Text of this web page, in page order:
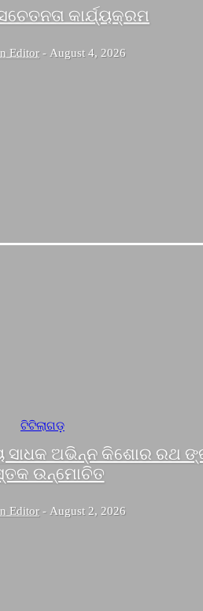
କାର୍ଯ୍ୟକ୍ରମ
Editor - August 4, 2026
ଟିଟିଲାଗଡ଼
ସାଧକ ଅଭିନ୍ନ କିଶୋର ରଥ
ଉନ୍ମୋଚିତ
Editor - August 2, 2026